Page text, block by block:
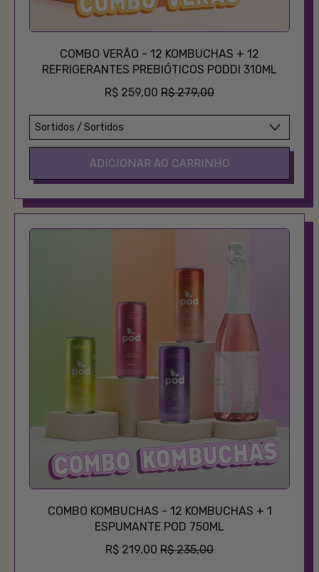
COMBO VERÃO - 12 KOMBUCHAS + 12
REFRIGERANTES PREBIÓTICOS PODDI 310ML
R$ 259,00
PREÇO PROMOCIONAL
R$ 279,00
ADICIONAR AO CARRINHO
,
Combo
Verão
-
Kombuchas
Refrigerantes
Poddi
310ml
COMBO KOMBUCHAS - 12 KOMBUCHAS + 1
ESPUMANTE POD 750ML
R$ 219,00
PREÇO PROMOCIONAL
R$ 235,00